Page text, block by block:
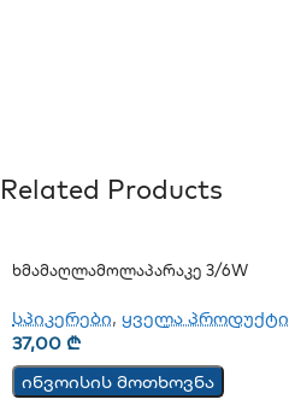
Related Products
Ხმამაღლამოლაპარაკე 3/6W
სპიკერები, ყველა პროდუქტი
37,00 ₾
ინვოისის მოთხოვნა